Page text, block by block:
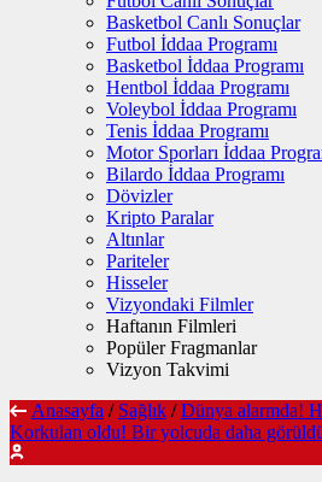
Basketbol Canlı Sonuçlar
Futbol İddaa Programı
Basketbol İddaa Programı
Hentbol İddaa Programı
Voleybol İddaa Programı
Tenis İddaa Programı
Motor Sporları İddaa
Bilardo İddaa Programı
Dövizler
Kripto Paralar
Altınlar
Pariteler
Hisseler
Vizyondaki Filmler
Haftanın Filmleri
Popüler Fragmanlar
Vizyon Takvimi
Anasayfa / Sağlık / Dünya alarmda!
Korkulan oldu! Bir yolcuda daha